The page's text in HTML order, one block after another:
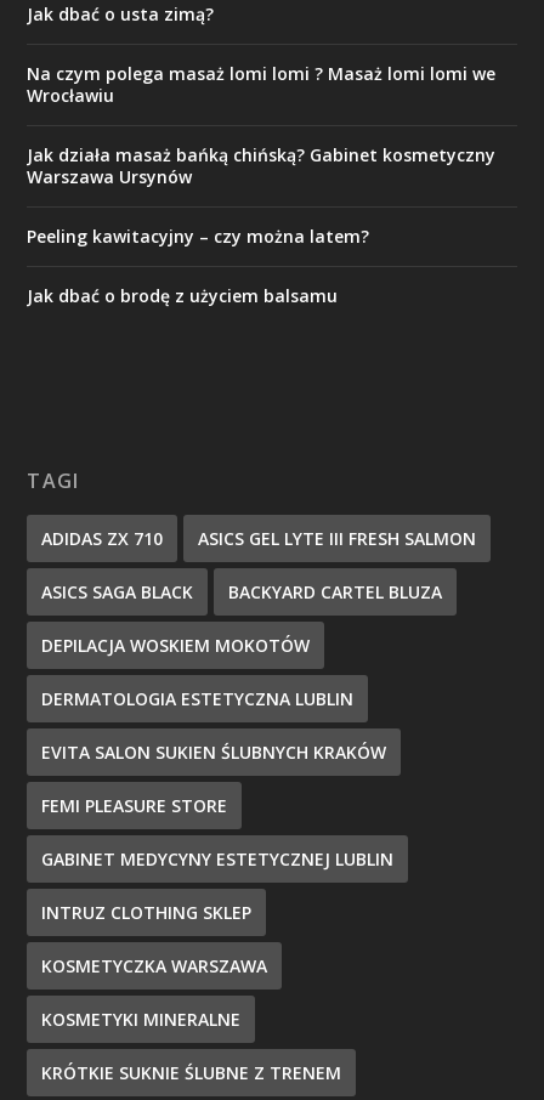
Jak dbać o usta zimą?
Na czym polega masaż lomi lomi ? Masaż lomi lomi we
Wrocławiu
Jak działa masaż bańką chińską? Gabinet kosmetyczny
Warszawa Ursynów
Peeling kawitacyjny – czy można latem?
Jak dbać o brodę z użyciem balsamu
TAGI
ADIDAS ZX 710 ASICS GEL LYTE III FRESH SALMON
ASICS SAGA BLACK BACKYARD CARTEL BLUZA
DEPILACJA WOSKIEM MOKOTÓW
DERMATOLOGIA ESTETYCZNA LUBLIN
EVITA SALON SUKIEN ŚLUBNYCH KRAKÓW
FEMI PLEASURE STORE
GABINET MEDYCYNY ESTETYCZNEJ LUBLIN
INTRUZ CLOTHING SKLEP
KOSMETYCZKA WARSZAWA
KOSMETYKI MINERALNE
KRÓTKIE SUKNIE ŚLUBNE Z TRENEM